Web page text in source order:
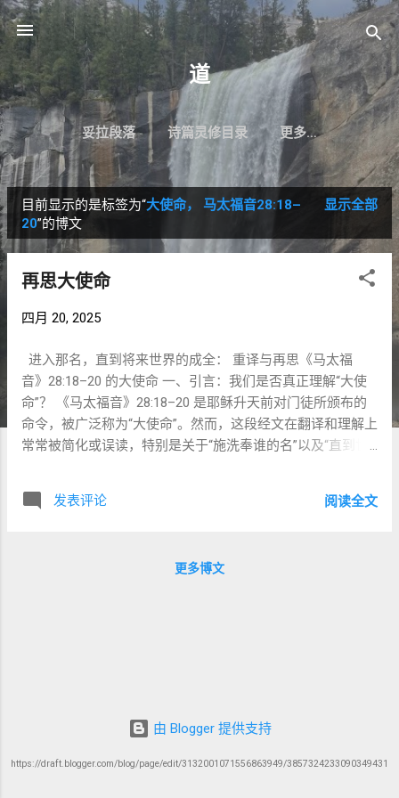
跳至主要内容
道
妥拉段落 诗篇灵修目录 更多…
博
文
目前显示的是标签为“大使命， 马太福音28:18–
20”的博文
显示全部
再思大使命
四月 20, 2025
进入那名，直到将来世界的成全： 重译与再思《马太福
音》28:18–20 的大使命 一、引言：我们是否真正理解“大使
命”？ 《马太福音》28:18–20 是耶稣升天前对门徒所颁布的
命令，被广泛称为“大使命”。然而，这段经文在翻译和理解上
常常被简化或误读，特别是关于“施洗奉谁的名”以及“直到世
是“以……的名”； 所谓“世界的末了”，更准确的理解是“即将来
篇文章尝试提出一项更忠于原意的翻译，并将其置入整本圣
οὐρανῷ καὶ ἐπὶ γῆς 动词“ἐδόθη”为过去被动式，表示“已经被
己作为复活主的弥赛亚王身份，是神赐予地上代表统治的那
发表评论 阅读全文
更多博文
由 Blogger 提供支持
https://draft.blogger.com/blog/page/edit/3132001071556863949/3857324233090349431